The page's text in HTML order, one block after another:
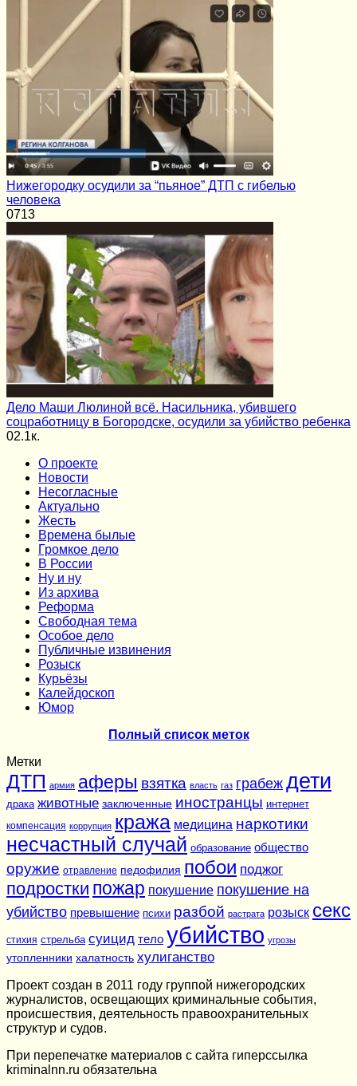
Нижегородку осудили за “пьяное” ДТП с гибелью
человека
0713
Дело Маши Люлиной всё. Насильника, убившего
соцработницу в Богородске, осудили за убийство ребенка
02.1к.
О проекте
Новости
Несогласные
Актуально
Жесть
Времена былые
Громкое дело
В России
Ну и ну
Из архива
Реформа
Cвободная тема
Особое дело
Публичные извинения
Розыск
Курьёзы
Калейдоскоп
Юмор
Полный список меток
Метки
ДТП армия аферы взятка власть газ грабеж дети
драка животные заключенные иностранцы интернет
компенсация коррупция кража медицина наркотики
несчастный случай образование общество
оружие отравление педофилия побои поджог
подростки пожар покушение покушение на
убийство превышение психи разбой растрата розыск секс
стихия стрельба суицид тело убийство угрозы
утопленники халатность хулиганство
Проект создан в 2011 году группой нижегородских
журналистов, освещающих криминальные события,
происшествия, деятельность правоохранительных
структур и судов.
При перепечатке материалов c сайта гиперссылка
kriminalnn.ru обязательна